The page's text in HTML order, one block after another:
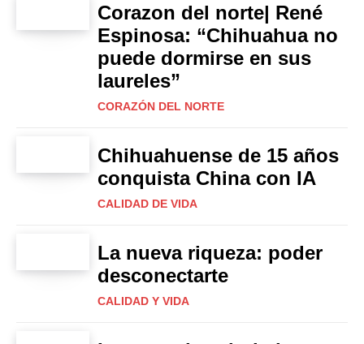
Corazon del norte| René
Espinosa: “Chihuahua no
puede dormirse en sus
laureles”
CORAZÓN DEL NORTE
Chihuahuense de 15 años
conquista China con IA
CALIDAD DE VIDA
La nueva riqueza: poder
desconectarte
CALIDAD Y VIDA